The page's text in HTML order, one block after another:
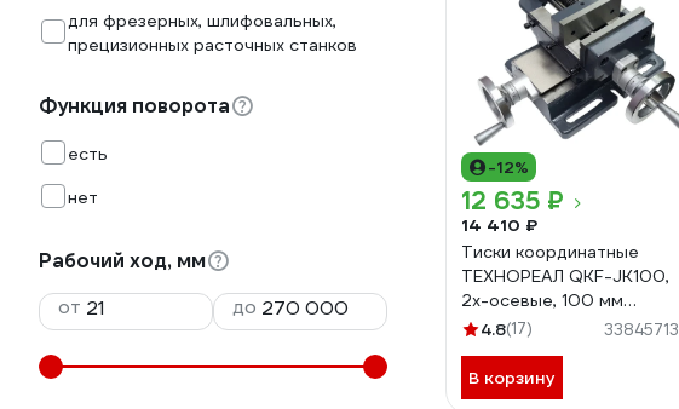
для фрезерных, шлифовальных,
прецизионных расточных станков
Функция поворота
есть
нет
Рабочий ход, мм
от
до
-12%
12 635 ₽
14 410 ₽
Тиски координатные
ТЕХНОРЕАЛ QKF-JK100,
2х-осевые, 100 мм
МА320300721
4.8(17) 33845713
В корзину